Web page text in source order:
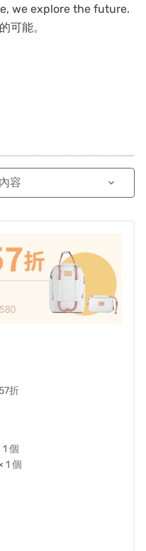
we explore the future.
可能。
Avier以One Step
，合作設計師以Avier著
「Ecoya®」技術製成
一系列極具風格的包
設計，提供五色（黑、
心換色，搭出不同的風
具風格的您，探索世界的
容 keyboard_arrow_down
折
個
1 個